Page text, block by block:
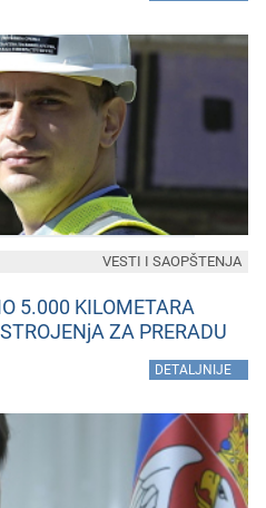
5.000 KILOMETARA
ZA PRERADU
DETALJNIJE
VESTI I SAOPŠTENJA